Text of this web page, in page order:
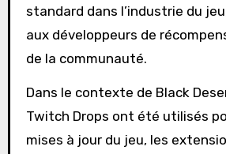
standard dans l’industrie du
aux développeurs de
de la communauté.
Dans le contexte de Black
Twitch Drops ont été utilisés
mises à jour du jeu, les